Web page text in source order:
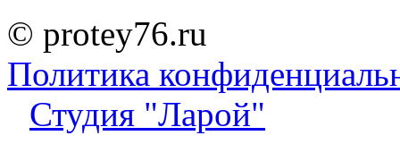
© protey76.ru
Политика
Студия "Ларой"